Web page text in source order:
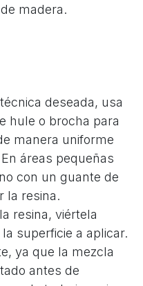
madera.
deseada, usa
hule o brocha para
manera uniforme
áreas pequeñas
con un guante de
la resina.
resina, viértela
superficie a aplicar.
ya que la mezcla
antes de